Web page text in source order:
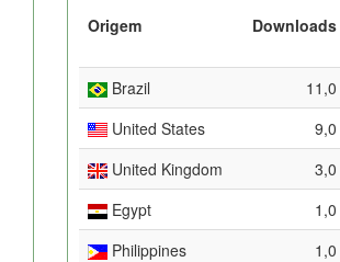
Origem Downloads
Brazil
11,0
United States
9,0
United Kingdom
3,0
Egypt
1,0
Philippines
1,0